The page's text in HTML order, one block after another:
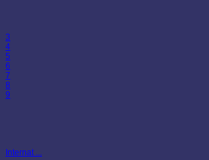
3
4
5
6
7
8
9
Internat ...